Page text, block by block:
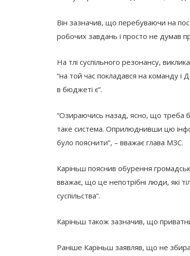
Він зазначив, що перебуваючи на
робочих завдань і просто не думав
На тлі суспільного резонансу,
“на той час покладався на команду
в бюджеті є”.
“Озираючись назад, ясно, що треба
таке система. Оприлюднивши цю
було пояснити”, – вважає глава МЗС.
Каріньш пояснив обурення
вважає, що це непотрібні люди, які
суспільства”.
Каріньш також зазначив, що
Раніше Каріньш заявляв, що не